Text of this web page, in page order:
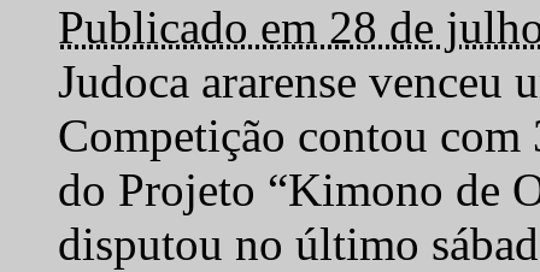
Publicado em 28 de
Judoca ararense venceu
Competição contou com
do Projeto “Kimono de
disputou no último